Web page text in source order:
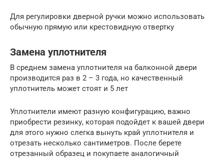
Для регулировки дверной ручки можно использовать
обычную прямую или крестовидную отвертку
Замена уплотнителя
В среднем замена уплотнителя на балконной двери
производится раз в 2 – 3 года, но качественный
уплотнитель может стоят и 5 лет
Уплотнители имеют разную конфигурацию, важно
приобрести резинку, которая подойдет к вашей двери
для этого нужно слегка вынуть край уплотнителя и
отрезать несколько сантиметров. После берете
отрезанный образец и покупаете аналогичный